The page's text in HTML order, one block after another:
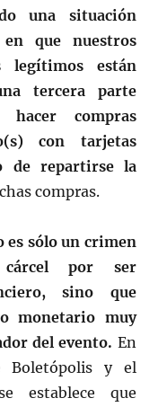
una situación
que nuestros
legítimos están
tercera parte
hacer compras
con tarjetas
de repartirse la
compras.
es sólo un crimen
cárcel por ser
sino que
monetario muy
del evento. En
Boletópolis y el
establece que